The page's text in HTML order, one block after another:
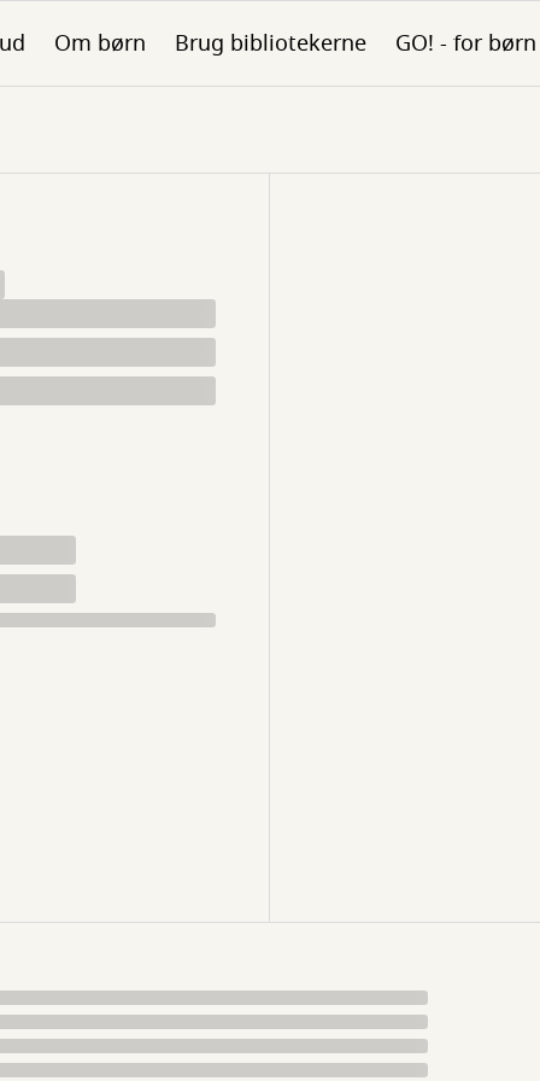
Om børn Brug bibliotekerne GO! - for børn